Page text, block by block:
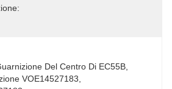
Del Centro Di EC55B
VOE14527183